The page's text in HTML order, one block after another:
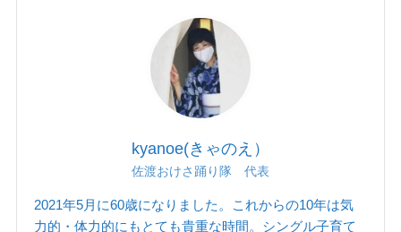
kyanoe(きゃのえ）
佐渡おけさ踊り隊 代表
2021年5月に60歳になりました。これからの10年は気
力的・体力的にもとても貴重な時間。シングル子育て